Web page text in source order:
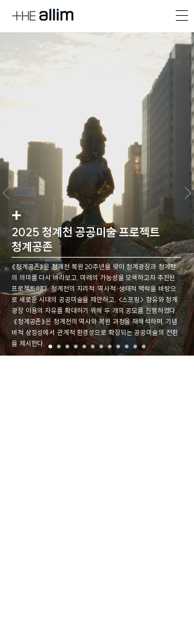
+
2025 청계천 공공미술 프로젝트
청계공존
《청계공존》은 청계천 복원 20주년을 맞아 청계광장과 청계천
의 의미를 다시 바라보고, 미래의 가능성을 모색하고자 추진된
프로젝트이다. 청계천의 지리적·역사적·생태적 맥락을 바탕으
로 새로운 시대의 공공미술을 제안하고, <스프링> 향유와 청계
광장 이용의 자유를 확대하기 위해 두 개의 공모를 진행하였다.
《청계공존》은 청계천의 역사와 복원 과정을 재해석하며, 기념
비적 상징성에서 관계적 환경성으로 확장되는 공공미술의 전환
을 제시한다.